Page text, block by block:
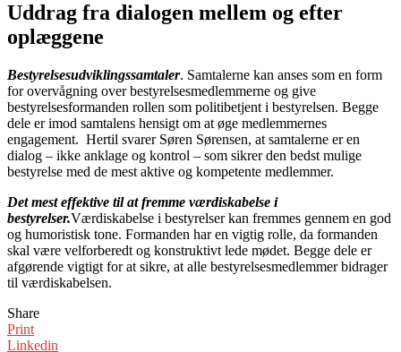
Uddrag fra dialogen mellem og efter
oplæggene
Bestyrelsesudviklingssamtaler. Samtalerne kan anses som en form
for overvågning over bestyrelsesmedlemmerne og give
bestyrelsesformanden rollen som politibetjent i bestyrelsen. Begge
dele er imod samtalens hensigt om at øge medlemmernes
engagement. Hertil svarer Søren Sørensen, at samtalerne er en
dialog – ikke anklage og kontrol – som sikrer den bedst mulige
bestyrelse med de mest aktive og kompetente medlemmer.
Det mest effektive til at fremme værdiskabelse i
bestyrelser.Værdiskabelse i bestyrelser kan fremmes gennem en god
og humoristisk tone. Formanden har en vigtig rolle, da formanden
skal være velforberedt og konstruktivt lede mødet. Begge dele er
afgørende vigtigt for at sikre, at alle bestyrelsesmedlemmer bidrager
til værdiskabelsen.
Share
Print
Linkedin